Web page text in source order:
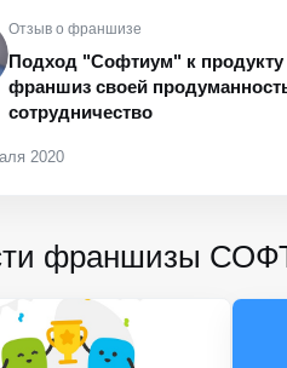
Отзыв о франшизе
Подход "Софтиум" к продукту
франшиз своей
сотрудничество
2020
франшизы